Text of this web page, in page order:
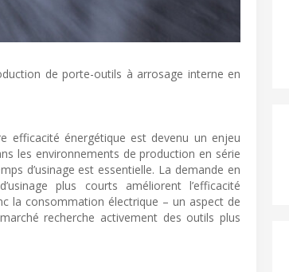
de porte-outils à arrosage interne en
efficacité énergétique est devenu un enjeu
les environnements de production en série
d’usinage est essentielle. La demande en
plus courts améliorent l’efficacité
la consommation électrique – un aspect de
recherche activement des outils plus